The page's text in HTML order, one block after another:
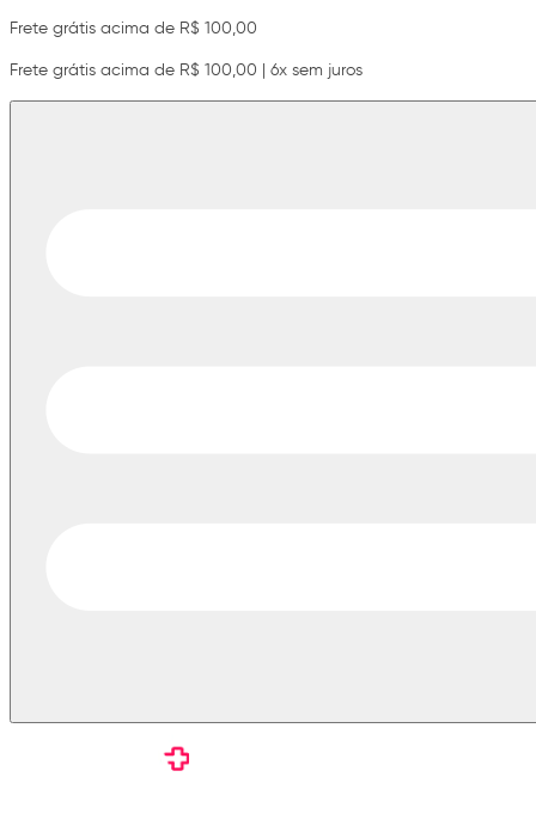
Frete grátis acima de R$ 100,00
Frete grátis acima de R$ 100,00 | 6x sem juros